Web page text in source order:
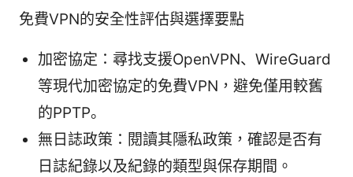
免費VPN的安全性評估與選擇要點
加密協定：尋找支援OpenVPN、WireGuard
等現代加密協定的免費VPN，避免僅用較舊
的PPTP。
無日誌政策：閱讀其隱私政策，確認是否有
日誌紀錄以及紀錄的類型與保存期間。